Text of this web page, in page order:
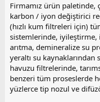
a
ş
l
a
t
a
n
ı
ç
t
a
r
i
h
i
Firmamız ürün
karbon / iyon değiştirici
(hızlı kum filtreleri için)
sistemlerinde,
arıtma, demineralize su
yeraltı su
havuzu filtrelerinde,
benzeri tüm proseslerde
yüzlerce tip nozul ve